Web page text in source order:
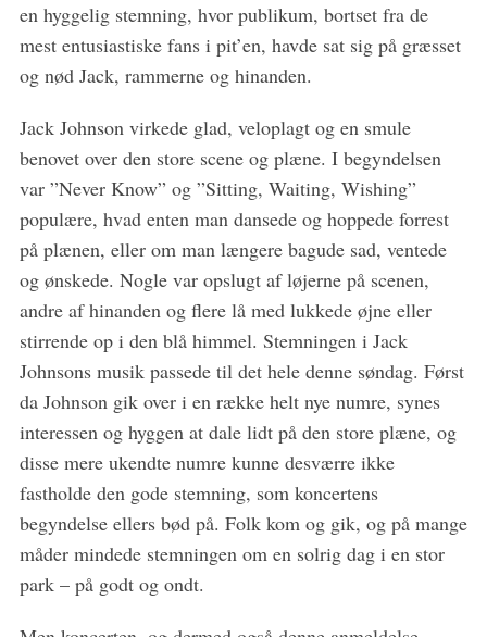
en hyggelig stemning, hvor publikum, bortset fra de
mest entusiastiske fans i pit’en, havde sat sig på græsset
og nød Jack, rammerne og hinanden.
Jack Johnson virkede glad, veloplagt og en smule
benovet over den store scene og plæne. I begyndelsen
var ”Never Know” og ”Sitting, Waiting, Wishing”
populære, hvad enten man dansede og hoppede forrest
på plænen, eller om man længere bagude sad, ventede
og ønskede. Nogle var opslugt af løjerne på scenen,
andre af hinanden og flere lå med lukkede øjne eller
stirrende op i den blå himmel. Stemningen i Jack
Johnsons musik passede til det hele denne søndag. Først
da Johnson gik over i en række helt nye numre, synes
interessen og hyggen at dale lidt på den store plæne, og
disse mere ukendte numre kunne desværre ikke
fastholde den gode stemning, som koncertens
begyndelse ellers bød på. Folk kom og gik, og på mange
måder mindede stemningen om en solrig dag i en stor
park – på godt og ondt.
r
c
h
o